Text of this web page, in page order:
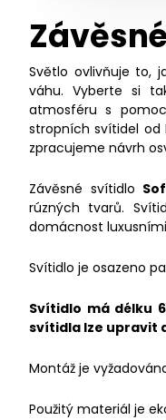
Světlo ovlivňuje to,
váhu. Vyberte si
atmosféru s
stropních svítidel od
zpracujeme návrh
Závěsné svítidlo
rúzných tvarů.
domácnost
Svítidlo je osazeno
Svítidlo má délku
svítidla lze upravit
Montáž je
Použitý materiál je